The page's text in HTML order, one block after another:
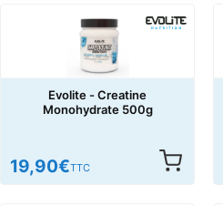
Evolite - Creatine
Monohydrate 500g
19,90€TTC